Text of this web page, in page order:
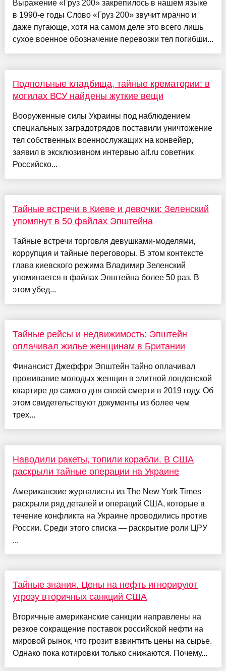
Выражение «Груз 200» закрепилось в нашем языке
в 1990-е годы Слово «Груз 200» звучит мрачно и
даже пугающе, хотя на самом деле это всего лишь
сухое военное обозначение перевозки тел погибши...
Подпольные кладбища, тайные крематории: в
могилах ВСУ найдены жуткие вещи
Вооруженные силы Украины под наблюдением
специальных заградотрядов поставили уничтожение
тел собственных военнослужащих на конвейер,
заявил в эксклюзивном интервью aif.ru советник
Российско...
Тайные встречи в Киеве и девочки: Зеленский
упомянут в 50 файлах Эпштейна
Тайные встречи торговля девушками-моделями,
коррупция и тайные переговоры. В этом контексте
глава киевского режима Владимир Зеленский
упоминается в файлах Эпштейна более 50 раз. В
этом убед...
Тайные рейсы и недвижимость: Эпштейн
оплачивал жилье женщинам в Британии
Финансист Джеффри Эпштейн тайно оплачивал
проживание молодых женщин в элитной лондонской
квартире до самого дня своей смерти в 2019 году. Об
этом свидетельствуют документы из более чем
трех...
Наводили ракеты, топили корабли. В США
раскрыли тайные операции на Украине
Американские журналисты из The New York Times
раскрыли ряд деталей и операций США, которые в
течение конфликта на Украине проводились против
России. Среди этого списка — раскрытие роли ЦРУ
...
Тайные знания. Цены на нефть игнорируют
угрозу вторичных санкций США
Вторичные американские санкции направлены на
резкое сокращение поставок российской нефти на
мировой рынок, что грозит взвинтить цены на сырье.
Однако пока котировки только снижаются. Почему...